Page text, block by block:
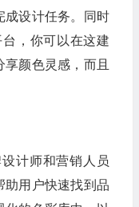
成设计任务。同时
，你可以在这建
颜色灵感，而且
计师和营销人员
助用户快速找到品